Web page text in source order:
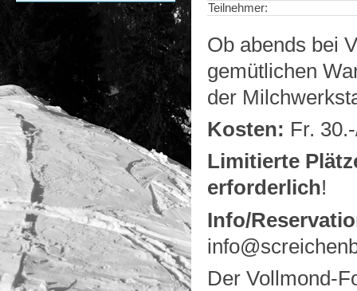
Teilnehmer:
Ob abends bei
gemütlichen
der
Kosten: Fr.
Limitierte
erforderlich!
Info/
Der Vollmond-